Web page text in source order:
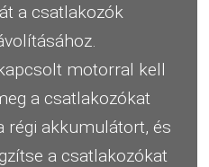
a csatlakozók
motorral kell
a csatlakozókat
régi akkumulátort, és
a csatlakozókat